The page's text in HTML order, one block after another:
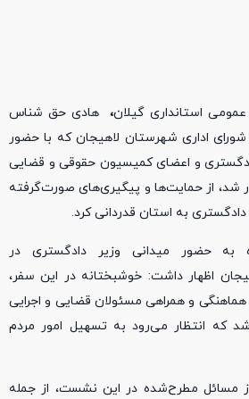
استانداری گیلان، هادی حق شناس
اداری شهرستان لاهیجان که با حضور
و اعضای کمیسیون حقوقی و قضایی
شد، از حمایت‌ها و پیگیری‌های صورت‌گرفته
به استان قدردانی کرد.
به حضور میدانی وزیر دادگستری در
اظهار داشت: خوشبختانه در این سفر،
و همراهی مسئولان قضایی و اجرایی
که انتظار می‌رود به تسهیل امور مردم
مسائل مطرح‌شده در این نشست، از جمله